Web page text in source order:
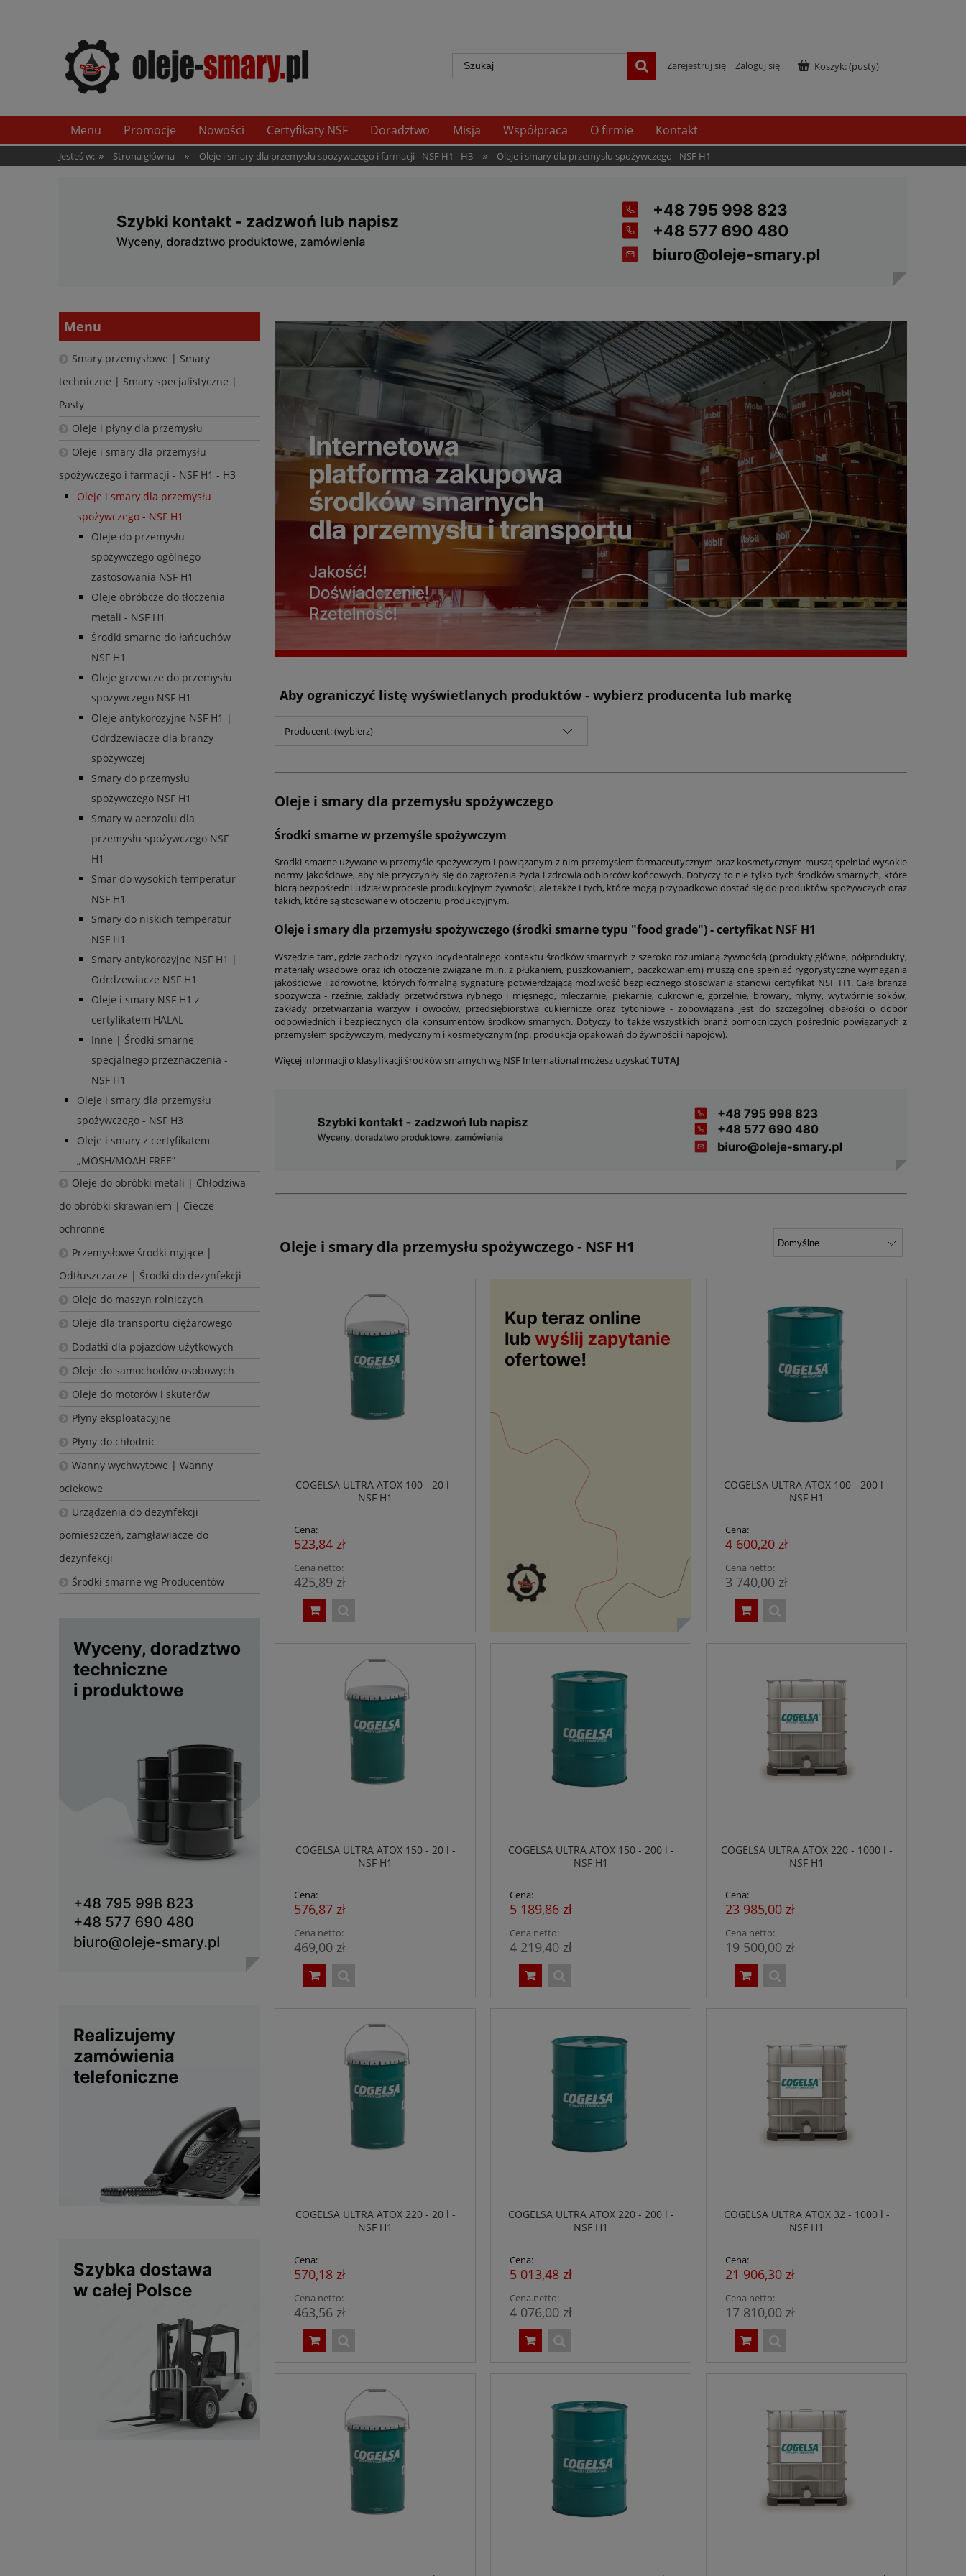
Koszyk:(pusty)
Zarejestruj się Zaloguj się
Menu Promocje Nowości Certyfikaty NSF Doradztwo Misja Współpraca O firmie Kontakt
Jesteś w: » Strona główna » Oleje i smary dla przemysłu spożywczego i farmacji - NSF H1 - H3 » Oleje i smary dla przemysłu spożywczego - NSF H1
Menu
Smary przemysłowe | Smary
techniczne | Smary specjalistyczne |
Pasty
Oleje i płyny dla przemysłu
Oleje i smary dla przemysłu
spożywczego i farmacji - NSF H1 - H3
Oleje i smary dla przemysłu
spożywczego - NSF H1
Oleje do przemysłu
spożywczego ogólnego
zastosowania NSF H1
Oleje obróbcze do tłoczenia
metali - NSF H1
Środki smarne do łańcuchów
NSF H1
Oleje grzewcze do przemysłu
spożywczego NSF H1
Oleje antykorozyjne NSF H1 |
Odrdzewiacze dla branży
spożywczej
Smary do przemysłu
spożywczego NSF H1
Smary w aerozolu dla
przemysłu spożywczego NSF
H1
Smar do wysokich temperatur -
NSF H1
Smary do niskich temperatur
NSF H1
Smary antykorozyjne NSF H1 |
Odrdzewiacze NSF H1
Oleje i smary NSF H1 z
certyfikatem HALAL
Inne | Środki smarne
specjalnego przeznaczenia -
NSF H1
Oleje i smary dla przemysłu
spożywczego - NSF H3
Oleje i smary z certyfikatem
„MOSH/MOAH FREE”
Oleje do obróbki metali | Chłodziwa
do obróbki skrawaniem | Ciecze
ochronne
Przemysłowe środki myjące |
Odtłuszczacze | Środki do dezynfekcji
Oleje do maszyn rolniczych
Oleje dla transportu ciężarowego
Dodatki dla pojazdów użytkowych
Oleje do samochodów osobowych
Oleje do motorów i skuterów
Płyny eksploatacyjne
Płyny do chłodnic
Wanny wychwytowe | Wanny
ociekowe
Urządzenia do dezynfekcji
pomieszczeń, zamgławiacze do
dezynfekcji
Środki smarne wg Producentów
Aby ograniczyć listę wyświetlanych produktów - wybierz producenta lub markę
Producent: (wybierz)
Oleje i smary dla przemysłu spożywczego
Środki smarne w przemyśle spożywczym
Środki smarne używane w przemyśle spożywczym i powiązanym z nim przemysłem farmaceutycznym oraz kosmetycznym muszą spełniać wysokie
normy jakościowe, aby nie przyczyniły się do zagrożenia życia i zdrowia odbiorców końcowych. Dotyczy to nie tylko tych środków smarnych, które
biorą bezpośredni udział w procesie produkcyjnym żywności, ale także i tych, które mogą przypadkowo dostać się do produktów spożywczych oraz
takich, które są stosowane w otoczeniu produkcyjnym.
Oleje i smary dla przemysłu spożywczego (środki smarne typu "food grade") - certyfikat NSF H1
Wszędzie tam, gdzie zachodzi ryzyko incydentalnego kontaktu środków smarnych z szeroko rozumianą żywnością (produkty główne, półprodukty,
materiały wsadowe oraz ich otoczenie związane m.in. z płukaniem, puszkowaniem, paczkowaniem) muszą one spełniać rygorystyczne wymagania
jakościowe i zdrowotne, których formalną sygnaturę potwierdzającą możliwość bezpiecznego stosowania stanowi certyfikat NSF H1. Cała branża
spożywcza - rzeźnie, zakłady przetwórstwa rybnego i mięsnego, mleczarnie, piekarnie, cukrownie, gorzelnie, browary, młyny, wytwórnie soków,
zakłady przetwarzania warzyw i owoców, przedsiębiorstwa cukiernicze oraz tytoniowe - zobowiązana jest do szczególnej dbałości o dobór
odpowiednich i bezpiecznych dla konsumentów środków smarnych. Dotyczy to także wszystkich branż pomocniczych pośrednio powiązanych z
przemysłem spożywczym, medycznym i kosmetycznym (np. produkcja opakowań do żywności i napojów).
Więcej informacji o klasyfikacji środków smarnych wg NSF International możesz uzyskaćTUTAJ
Oleje i smary dla przemysłu spożywczego - NSF H1
COGELSA ULTRA ATOX 100 - 20 l -
NSF H1
Cena:
523,84 zł
Cena netto:
425,89 zł
COGELSA ULTRA ATOX 100 - 200 l -
NSF H1
Cena:
4 600,20 zł
Cena netto:
3 740,00 zł
COGELSA ULTRA ATOX 150 - 20 l -
NSF H1
Cena:
576,87 zł
Cena netto:
469,00 zł
COGELSA ULTRA ATOX 150 - 200 l -
NSF H1
Cena:
5 189,86 zł
Cena netto:
4 219,40 zł
COGELSA ULTRA ATOX 220 - 1000 l -
NSF H1
Cena:
23 985,00 zł
Cena netto:
19 500,00 zł
COGELSA ULTRA ATOX 220 - 20 l -
NSF H1
Cena:
570,18 zł
Cena netto:
463,56 zł
COGELSA ULTRA ATOX 220 - 200 l -
NSF H1
Cena:
5 013,48 zł
Cena netto:
4 076,00 zł
COGELSA ULTRA ATOX 32 - 1000 l -
NSF H1
Cena:
21 906,30 zł
Cena netto:
17 810,00 zł